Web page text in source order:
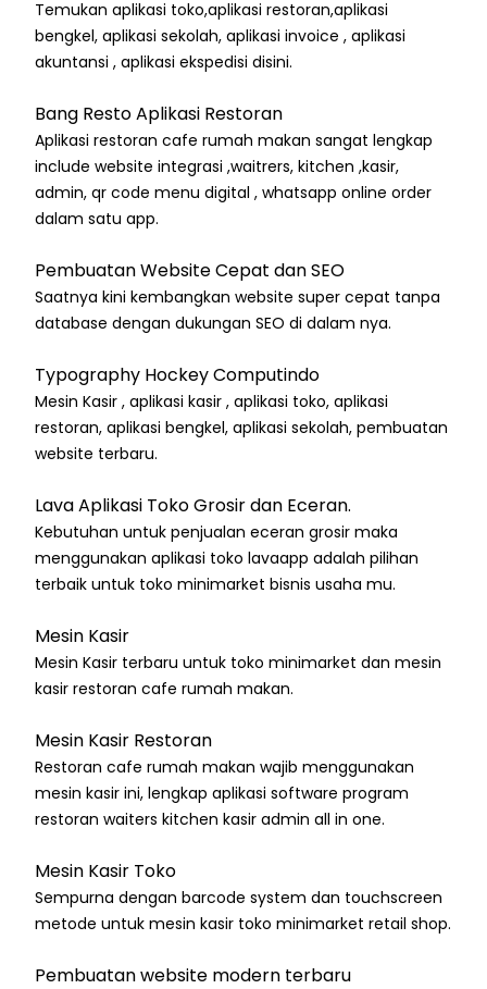
Temukan aplikasi toko,aplikasi restoran,aplikasi
bengkel, aplikasi sekolah, aplikasi invoice , aplikasi
akuntansi , aplikasi ekspedisi disini.
Bang Resto Aplikasi Restoran
Aplikasi restoran cafe rumah makan sangat lengkap
include website integrasi ,waitrers, kitchen ,kasir,
admin, qr code menu digital , whatsapp online order
dalam satu app.
Pembuatan Website Cepat dan SEO
Saatnya kini kembangkan website super cepat tanpa
database dengan dukungan SEO di dalam nya.
Typography Hockey Computindo
Mesin Kasir , aplikasi kasir , aplikasi toko, aplikasi
restoran, aplikasi bengkel, aplikasi sekolah, pembuatan
website terbaru.
Lava Aplikasi Toko Grosir dan Eceran.
Kebutuhan untuk penjualan eceran grosir maka
menggunakan aplikasi toko lavaapp adalah pilihan
terbaik untuk toko minimarket bisnis usaha mu.
Mesin Kasir
Mesin Kasir terbaru untuk toko minimarket dan mesin
kasir restoran cafe rumah makan.
Mesin Kasir Restoran
Restoran cafe rumah makan wajib menggunakan
mesin kasir ini, lengkap aplikasi software program
restoran waiters kitchen kasir admin all in one.
Mesin Kasir Toko
Sempurna dengan barcode system dan touchscreen
metode untuk mesin kasir toko minimarket retail shop.
Pembuatan website modern terbaru